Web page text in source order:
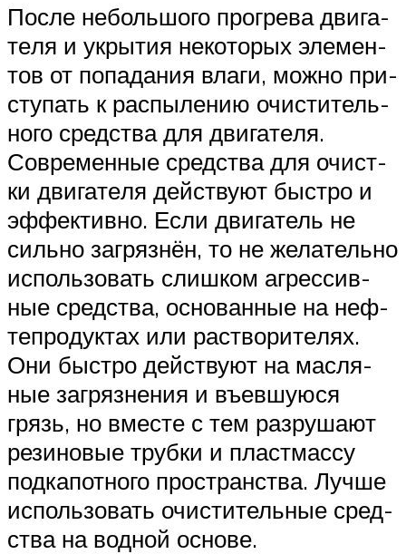
После неболь­шо­го про­гре­ва дви­га­
те­ля и укры­тия неко­то­рых эле­мен­
тов от попа­да­ния вла­ги, мож­но при­
сту­пать к рас­пы­ле­нию очи­сти­тель­
но­го сред­ства для дви­га­те­ля.
Совре­мен­ные сред­ства для очист­
ки дви­га­те­ля дей­ству­ют быст­ро и
эффек­тив­но. Если дви­га­тель не
силь­но загряз­нён, то не жела­тель­но
исполь­зо­вать слиш­ком агрес­сив­
ные сред­ства, осно­ван­ные на неф­
те­про­дук­тах или рас­тво­ри­те­лях.
Они быст­ро дей­ству­ют на мас­ля­
ные загряз­не­ния и въев­шу­ю­ся
грязь, но вме­сте с тем раз­ру­ша­ют
рези­но­вые труб­ки и пласт­мас­су
под­ка­пот­но­го про­стран­ства. Луч­ше
исполь­зо­вать очи­сти­тель­ные сред­
ства на вод­ной осно­ве.